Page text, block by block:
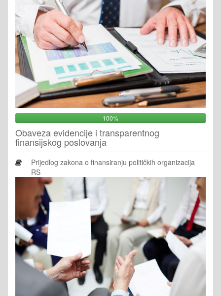
100%
Obaveza evidencije i transparentnog
finansijskog poslovanja
Prijedlog zakona o finansiranju političkih organizacija
RS